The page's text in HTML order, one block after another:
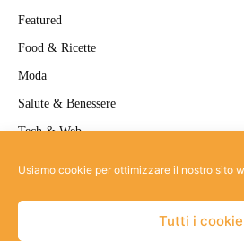
Usiamo cookie per ottimizzare il nostro sito
Tutti i cookie
Featured
Food & Ricette
Moda
Salute & Benessere
Tech & Web